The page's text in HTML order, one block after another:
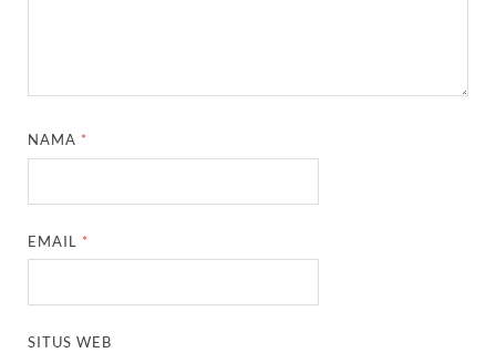
NAMA *
EMAIL *
SITUS WEB